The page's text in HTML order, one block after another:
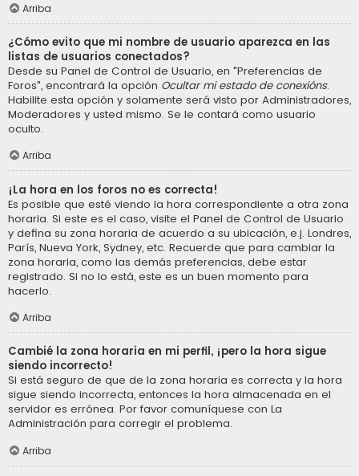
Arriba
¿Cómo evito que mi nombre de usuario aparezca en las
listas de usuarios conectados?
Desde su Panel de Control de Usuario, en "Preferencias de
Foros", encontrará la opción Ocultar mi estado de conexións.
Habilite esta opción y solamente será visto por Administradores,
Moderadores y usted mismo. Se le contará como usuario
oculto.
Arriba
¡La hora en los foros no es correcta!
Es posible que esté viendo la hora correspondiente a otra zona
horaria. Si este es el caso, visite el Panel de Control de Usuario
y defina su zona horaria de acuerdo a su ubicación, e.j. Londres,
París, Nueva York, Sydney, etc. Recuerde que para cambiar la
zona horaria, como las demás preferencias, debe estar
registrado. Si no lo está, este es un buen momento para
hacerlo.
Arriba
Cambié la zona horaria en mi perfil, ¡pero la hora sigue
siendo incorrecto!
Si está seguro de que de la zona horaria es correcta y la hora
sigue siendo incorrecta, entonces la hora almacenada en el
servidor es errónea. Por favor comuníquese con La
Administración para corregir el problema.
Arriba